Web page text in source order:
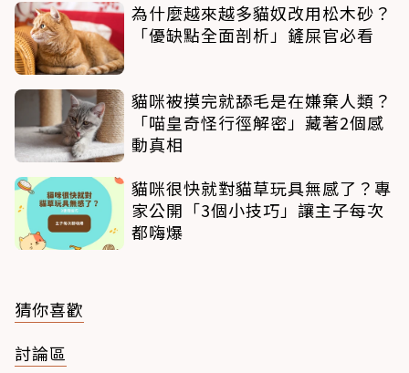
為什麼越來越多貓奴改用松木砂？
「優缺點全面剖析」鏟屎官必看
貓咪被摸完就舔毛是在嫌棄人類？
「喵皇奇怪行徑解密」藏著2個感
動真相
貓咪很快就對貓草玩具無感了？專
家公開「3個小技巧」讓主子每次
都嗨爆
猜你喜歡
討論區